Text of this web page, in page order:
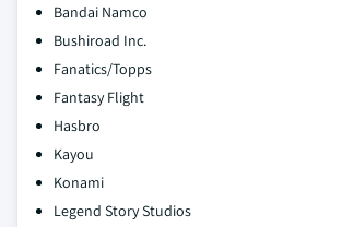
Bandai Namco
Bushiroad Inc.
Fanatics/Topps
Fantasy Flight
Hasbro
Kayou
Konami
Legend Story Studios